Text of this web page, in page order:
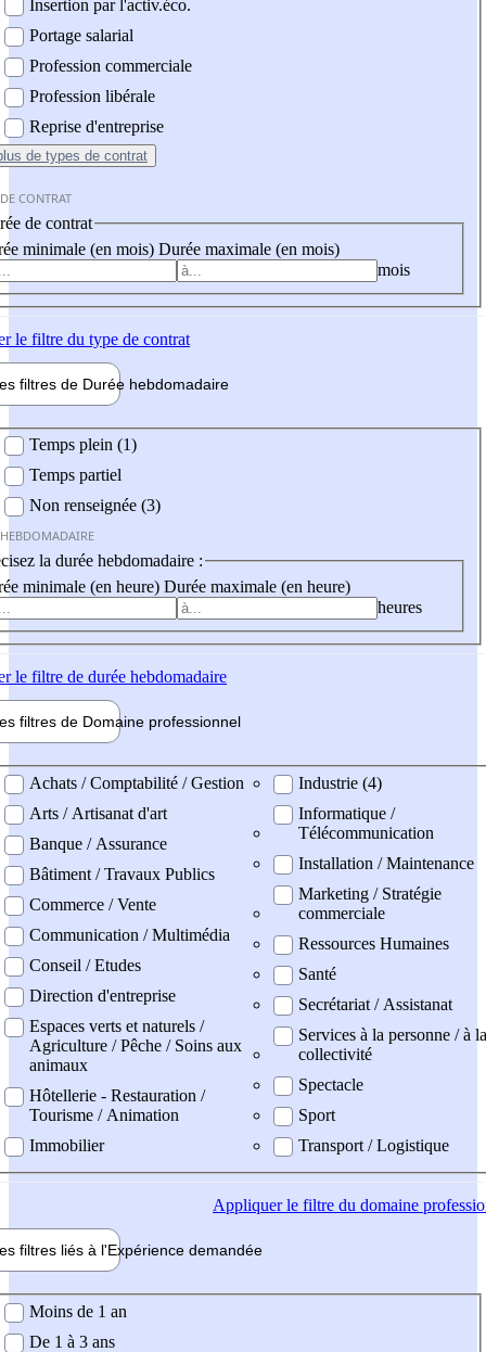
Insertion par l'activ.éco.
Portage salarial
Profession commerciale
Profession libérale
Reprise d'entreprise
de types de contrat
CONTRAT
de contrat
minimale (en mois) Durée maximale (en mois)
mois
le filtre du type de contrat
filtres de Durée hebdomadaire
Temps plein (1)
Temps partiel
Non renseignée (3)
la durée hebdomadaire :
minimale (en heure) Durée maximale (en heure)
heures
le filtre de durée hebdomadaire
filtres de Domaine professionnel
professionel
Achats / Comptabilité / Gestion
Arts / Artisanat d'art
Banque / Assurance
Bâtiment / Travaux Publics
Commerce / Vente
Communication / Multimédia
Conseil / Etudes
Direction d'entreprise
Espaces verts et naturels /
Agriculture / Pêche / Soins aux
animaux
Hôtellerie - Restauration /
Tourisme / Animation
Immobilier
Industrie (4)
Informatique /
Télécommunication
Installation / Maintenance
Marketing / Stratégie
commerciale
Ressources Humaines
Santé
Secrétariat / Assistanat
Services à la personne / à la
collectivité
Spectacle
Sport
Transport / Logistique
Appliquerle filtre du domaine
filtres liés à l'Expérience demandée
demandée
Moins de 1 an
De 1 à 3 ans